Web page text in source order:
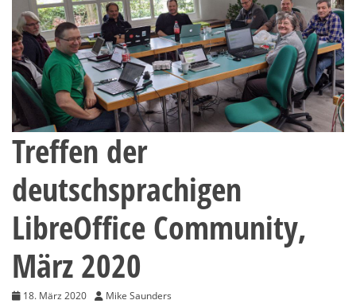
Treffen der
deutschsprachigen
LibreOffice Community,
März 2020
18. März 2020 Mike Saunders